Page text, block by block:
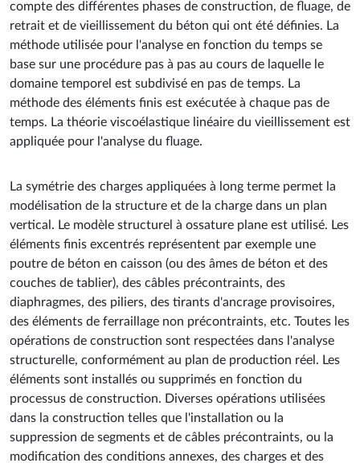
compte des différentes phases de construction, de fluage, de
retrait et de vieillissement du béton qui ont été définies. La
méthode utilisée pour l'analyse en fonction du temps se
base sur une procédure pas à pas au cours de laquelle le
domaine temporel est subdivisé en pas de temps. La
méthode des éléments finis est exécutée à chaque pas de
temps. La théorie viscoélastique linéaire du vieillissement est
appliquée pour l'analyse du fluage.
La symétrie des charges appliquées à long terme permet la
modélisation de la structure et de la charge dans un plan
vertical. Le modèle structurel à ossature plane est utilisé. Les
éléments finis excentrés représentent par exemple une
poutre de béton en caisson (ou des âmes de béton et des
couches de tablier), des câbles précontraints, des
diaphragmes, des piliers, des tirants d'ancrage provisoires,
des éléments de ferraillage non précontraints, etc. Toutes les
opérations de construction sont respectées dans l'analyse
structurelle, conformément au plan de production réel. Les
éléments sont installés ou supprimés en fonction du
processus de construction. Diverses opérations utilisées
dans la construction telles que l'installation ou la
suppression de segments et de câbles précontraints, ou la
modification des conditions annexes, des charges et des